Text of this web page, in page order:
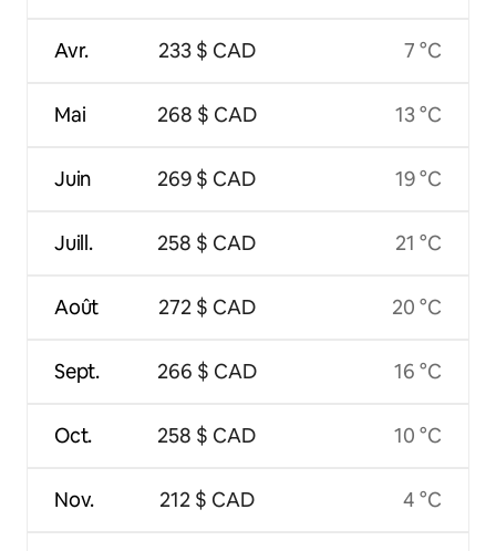
Avr.
Mai
Juin
Juill.
Août
Sept.
Oct.
Nov.
233 $ CAD
268 $ CAD
269 $ CAD
258 $ CAD
272 $ CAD
266 $ CAD
258 $ CAD
212 $ CAD
7 °C
13 °C
19 °C
21 °C
20 °C
16 °C
10 °C
4 °C